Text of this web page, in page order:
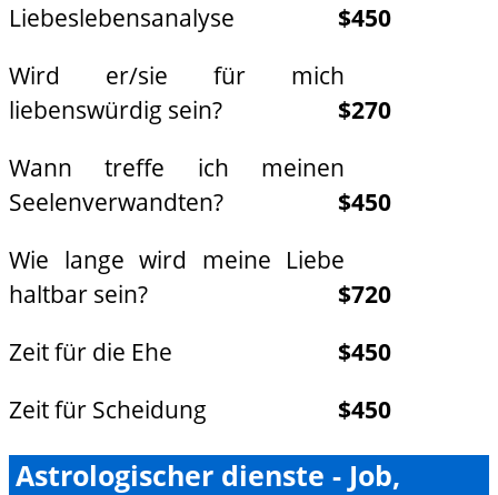
Liebeslebensanalyse
$450
Wird er/sie für mich
liebenswürdig sein?
$270
Wann treffe ich meinen
Seelenverwandten?
$450
Wie lange wird meine Liebe
haltbar sein?
$720
Zeit für die Ehe
$450
Zeit für Scheidung
$450
Astrologischer dienste - Job,